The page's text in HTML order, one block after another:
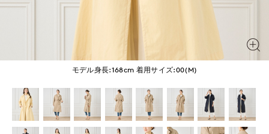
モデル身長:168cm 着用サイズ:00(M)